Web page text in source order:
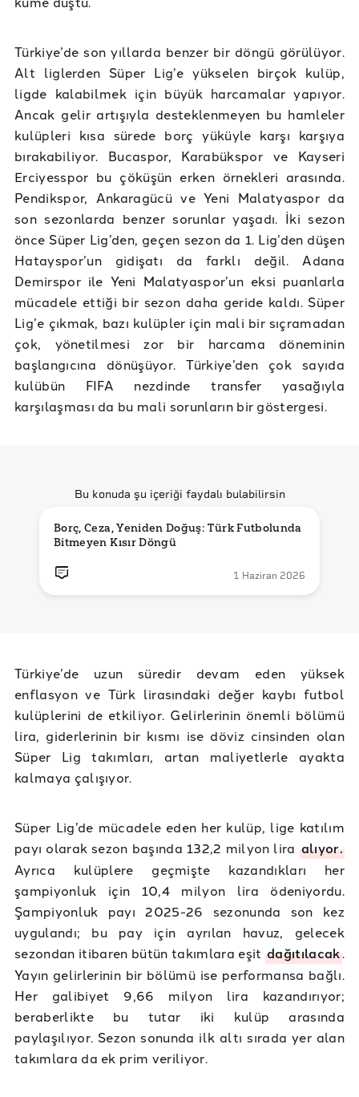
Türkiye’de son yıllarda benzer bir döngü görülüyor.
Alt liglerden Süper Lig’e yükselen birçok kulüp,
ligde kalabilmek için büyük harcamalar yapıyor.
Ancak gelir artışıyla desteklenmeyen bu hamleler
kulüpleri kısa sürede borç yüküyle karşı karşıya
bırakabiliyor. Bucaspor, Karabükspor ve Kayseri
Erciyesspor bu çöküşün erken örnekleri arasında.
Pendikspor, Ankaragücü ve Yeni Malatyaspor da
son sezonlarda benzer sorunlar yaşadı. İki sezon
önce Süper Lig’den, geçen sezon da 1. Lig’den düşen
Hatayspor’un gidişatı da farklı değil. Adana
Demirspor ile Yeni Malatyaspor’un eksi puanlarla
mücadele ettiği bir sezon daha geride kaldı. Süper
Lig’e çıkmak, bazı kulüpler için mali bir sıçramadan
çok, yönetilmesi zor bir harcama döneminin
başlangıcına dönüşüyor. Türkiye’den çok sayıda
kulübün FIFA nezdinde transfer yasağıyla
karşılaşması da bu mali sorunların bir göstergesi.
Bu konuda şu içeriği faydalı bulabilirsin
Borç, Ceza, Yeniden Doğuş: Türk Futbolunda
Bitmeyen Kısır Döngü
1 Haziran 2026
Türkiye’de uzun süredir devam eden yüksek
enflasyon ve Türk lirasındaki değer kaybı futbol
kulüplerini de etkiliyor. Gelirlerinin önemli bölümü
lira, giderlerinin bir kısmı ise döviz cinsinden olan
Süper Lig takımları, artan maliyetlerle ayakta
kalmaya çalışıyor.
Süper Lig’de mücadele eden her kulüp, lige katılım
payı olarak sezon başında 132,2 milyon lira alıyor.
Ayrıca kulüplere geçmişte kazandıkları her
şampiyonluk için 10,4 milyon lira ödeniyordu.
Şampiyonluk payı 2025-26 sezonunda son kez
uygulandı; bu pay için ayrılan havuz, gelecek
sezondan itibaren bütün takımlara eşitdağıtılacak.
Yayın gelirlerinin bir bölümü ise performansa bağlı.
Her galibiyet 9,66 milyon lira kazandırıyor;
beraberlikte bu tutar iki kulüp arasında
paylaşılıyor. Sezon sonunda ilk altı sırada yer alan
takımlara da ek prim veriliyor.